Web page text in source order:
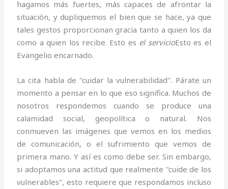
hagamos más fuertes, más capaces de afrontar la
situación, y dupliquemos el bien que se hace, ya que
tales gestos proporcionan gracia tanto a quien los da
como a quien los recibe. Esto es el servicioEsto es el
Evangelio encarnado.
La cita habla de "cuidar la vulnerabilidad". Párate un
momento a pensar en lo que eso significa. Muchos de
nosotros respondemos cuando se produce una
calamidad social, geopolítica o natural. Nos
conmueven las imágenes que vemos en los medios
de comunicación, o el sufrimiento que vemos de
primera mano. Y así es como debe ser. Sin embargo,
si adoptamos una actitud que realmente "cuide de los
vulnerables", esto requiere que respondamos incluso